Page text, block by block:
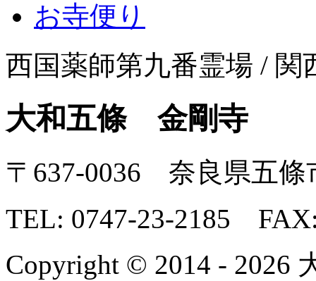
お寺便り
西国薬師第九番霊場 / 関
大和五條 金剛寺
〒637-0036 奈良県五條
TEL: 0747-23-2185 FAX:
Copyright © 2014 - 2026